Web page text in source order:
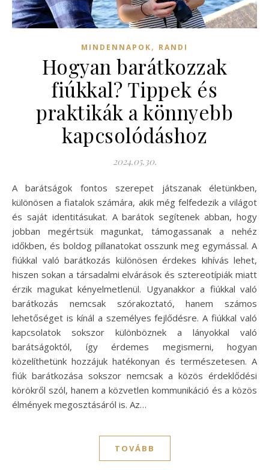
MINDENNAPOK, RANDI
Hogyan barátkozzak
fiúkkal? Tippek és
praktikák a könnyebb
kapcsolódáshoz
2024.05.30.
A barátságok fontos szerepet játszanak életünkben,
különösen a fiatalok számára, akik még felfedezik a világot
és saját identitásukat. A barátok segítenek abban, hogy
jobban megértsük magunkat, támogassanak a nehéz
időkben, és boldog pillanatokat osszunk meg egymással. A
fiúkkal való barátkozás különösen érdekes kihívás lehet,
hiszen sokan a társadalmi elvárások és sztereotípiák miatt
érzik magukat kényelmetlenül. Ugyanakkor a fiúkkal való
barátkozás nemcsak szórakoztató, hanem számos
lehetőséget is kínál a személyes fejlődésre. A fiúkkal való
kapcsolatok sokszor különböznek a lányokkal való
barátságoktól, így érdemes megismerni, hogyan
közelíthetünk hozzájuk hatékonyan és természetesen. A
fiúk barátkozása sokszor nemcsak a közös érdeklődési
körökről szól, hanem a közvetlen kommunikáció és a közös
élmények megosztásáról is. Az…
TOVÁBB